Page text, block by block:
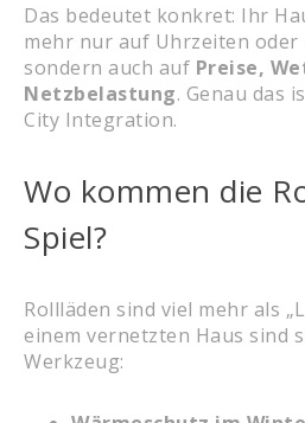
Das bedeutet konkret: Ihr
mehr nur auf Uhrzeiten oder
sondern auch auf Preise,
Netzbelastung. Genau das
City Integration.
Wo kommen die
Spiel?
Rollläden sind viel mehr als
einem vernetzten Haus sind
Werkzeug: